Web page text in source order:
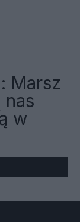
Marsz
nas
w